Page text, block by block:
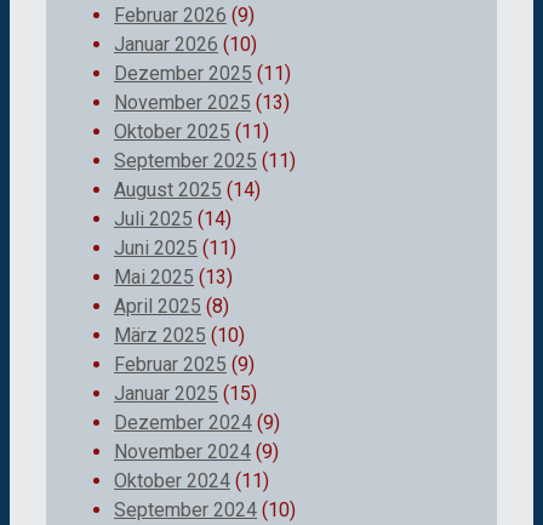
Februar 2026 (9)
Januar 2026 (10)
Dezember 2025 (11)
November 2025 (13)
Oktober 2025 (11)
September 2025 (11)
August 2025 (14)
Juli 2025 (14)
Juni 2025 (11)
Mai 2025 (13)
April 2025 (8)
März 2025 (10)
Februar 2025 (9)
Januar 2025 (15)
Dezember 2024 (9)
November 2024 (9)
Oktober 2024 (11)
September 2024 (10)